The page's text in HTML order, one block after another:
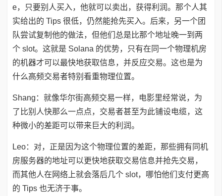
e，只要别人买入，他就可以卖出，获得利润。那个人其
实给出的 Tips 很低，仍然能抢先买入。后来，另一个团
队尝试复制他的做法，但他们总是比那个地址晚一到两
个 slot。这就是 Solana 的优势，只有在同一个物理机房
的机器才可以最快地获取信息，并反应交易。这也是为
什么高频交易者特别看重物理位置。
Shang：就像华尔街高频交易一样，电影里经常说，为
了比别人快那么一点点，交易者甚至为此铺设电缆，这
种微小的差距可以带来巨大的利润。
Leo：对，正是因为这个物理位置的差距，那些拥有同机
房服务器的地址可以更快地获取交易信息并抢先交易，
而其他人在网络上就会落后几个 slot，哪怕他们支付更高
的 Tips 也无济于事。